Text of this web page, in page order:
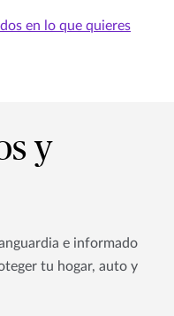
en lo que quieres
y
e informado
tu hogar, auto y